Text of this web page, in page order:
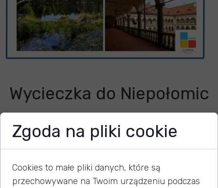
Wycieczka do Niepołomic
12 września 2023
Niepołomice to jedno z najstarszych miast Małopolski,
które określa się drugą po Krakowie stolicą Polski (
Zgoda na pliki cookie
Cookies to małe pliki danych, które są
przechowywane na Twoim urządzeniu podczas